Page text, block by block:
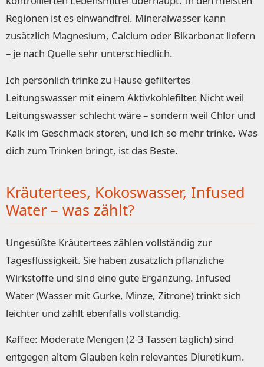
Regionen ist es einwandfrei. Mineralwasser kann
zusätzlich Magnesium, Calcium oder Bikarbonat liefern
– je nach Quelle sehr unterschiedlich.
Ich persönlich trinke zu Hause gefiltertes
Leitungswasser mit einem Aktivkohlefilter. Nicht weil
Leitungswasser schlecht wäre – sondern weil Chlor und
Kalk im Geschmack stören, und ich so mehr trinke. Was
dich zum Trinken bringt, ist das Beste.
Kräutertees, Kokoswasser, Infused
Water – was zählt?
Ungesüßte Kräutertees zählen vollständig zur
Tagesflüssigkeit. Sie haben zusätzlich pflanzliche
Wirkstoffe und sind eine gute Ergänzung. Infused
Water (Wasser mit Gurke, Minze, Zitrone) trinkt sich
leichter und zählt ebenfalls vollständig.
Kaffee: Moderate Mengen (2-3 Tassen täglich) sind
entgegen altem Glauben kein relevantes Diuretikum.